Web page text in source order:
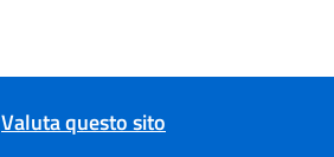
Valuta questo sito